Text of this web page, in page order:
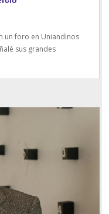
un foro en Uniandinos
sus grandes